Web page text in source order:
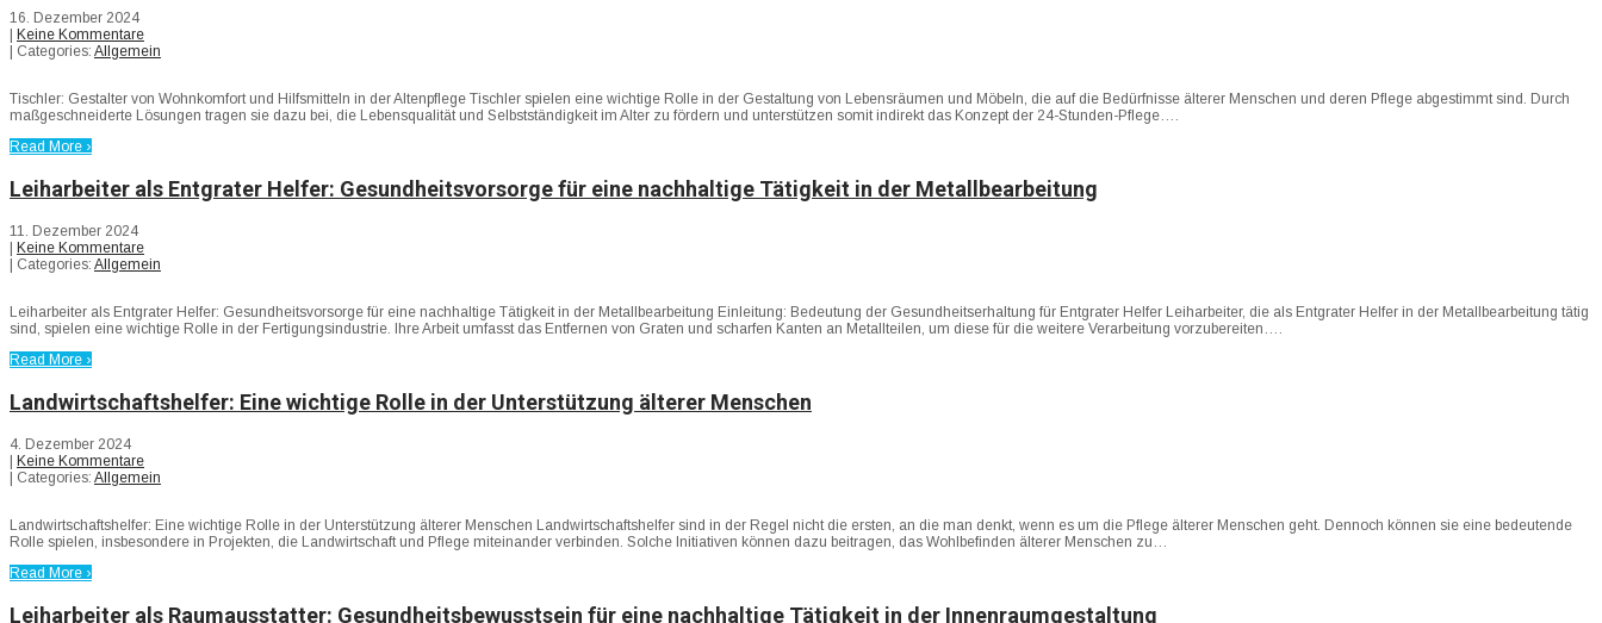
16. Dezember 2024
| Keine Kommentare
| Categories: Allgemein
Tischler: Gestalter von Wohnkomfort und Hilfsmitteln in der Altenpflege Tischler spielen eine wichtige Rolle in der Gestaltung von Lebensräumen und Möbeln, die auf die Bedürfnisse älterer Menschen und deren Pflege abgestimmt sind. Durch
maßgeschneiderte Lösungen tragen sie dazu bei, die Lebensqualität und Selbstständigkeit im Alter zu fördern und unterstützen somit indirekt das Konzept der 24-Stunden-Pflege….
Read More ›
Leiharbeiter als Entgrater Helfer: Gesundheitsvorsorge für eine nachhaltige Tätigkeit in der Metallbearbeitung
11. Dezember 2024
| Keine Kommentare
| Categories: Allgemein
Leiharbeiter als Entgrater Helfer: Gesundheitsvorsorge für eine nachhaltige Tätigkeit in der Metallbearbeitung Einleitung: Bedeutung der Gesundheitserhaltung für Entgrater Helfer Leiharbeiter, die als Entgrater Helfer in der Metallbearbeitung tätig
sind, spielen eine wichtige Rolle in der Fertigungsindustrie. Ihre Arbeit umfasst das Entfernen von Graten und scharfen Kanten an Metallteilen, um diese für die weitere Verarbeitung vorzubereiten….
Read More ›
Landwirtschaftshelfer: Eine wichtige Rolle in der Unterstützung älterer Menschen
4. Dezember 2024
| Keine Kommentare
| Categories: Allgemein
Landwirtschaftshelfer: Eine wichtige Rolle in der Unterstützung älterer Menschen Landwirtschaftshelfer sind in der Regel nicht die ersten, an die man denkt, wenn es um die Pflege älterer Menschen geht. Dennoch können sie eine bedeutende
Rolle spielen, insbesondere in Projekten, die Landwirtschaft und Pflege miteinander verbinden. Solche Initiativen können dazu beitragen, das Wohlbefinden älterer Menschen zu…
Read More ›
Leiharbeiter als Raumausstatter: Gesundheitsbewusstsein für eine nachhaltige Tätigkeit in der Innenraumgestaltung